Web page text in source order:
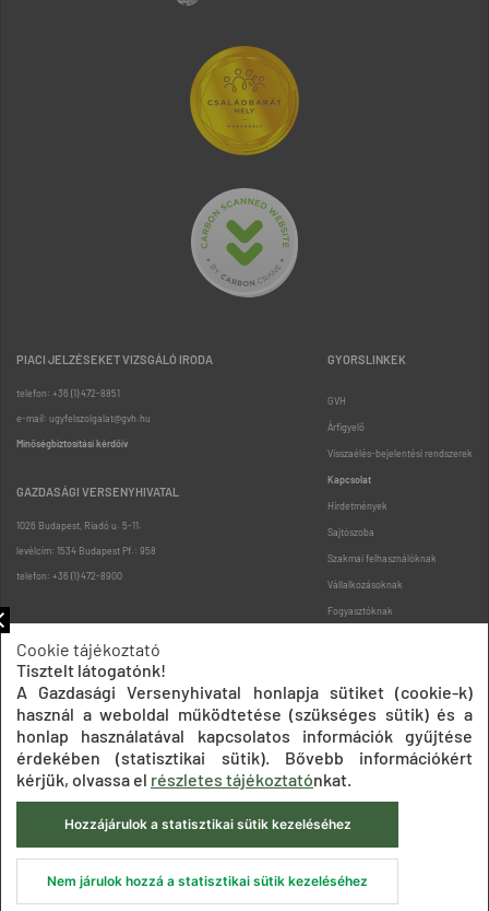
PIACI JELZÉSEKET VIZSGÁLÓ IRODA
telefon: +36 (1) 472-8851
e-mail: ugyfelszolgalat@gvh.hu
Minőségbiztosítási kérdőív
GAZDASÁGI VERSENYHIVATAL
1026 Budapest, Riadó u. 5-11.
levélcím: 1534 Budapest Pf.: 958
telefon: +36 (1) 472-8900
GYORSLINKEK
GVH
Árfigyelő
Visszaélés-bejelentési rendszerek
Kapcsolat
Hirdetmények
Sajtószoba
Szakmai felhasználóknak
Vállalkozásoknak
Fogyasztóknak
Közadatkereső
Süti beállítások ÁSZF
© 2020 Gazdasági Versenyhivatal
Cookie tájékoztató
Tisztelt látogatónk!
A Gazdasági Versenyhivatal honlapja sütiket (cookie-k)
használ a weboldal működtetése (szükséges sütik) és a
honlap használatával kapcsolatos információk gyűjtése
érdekében (statisztikai sütik). Bővebb információkért
kérjük, olvassa el részletes tájékoztatónkat.
Hozzájárulok a statisztikai sütik kezeléséhez
Nem járulok hozzá a statisztikai sütik kezeléséhez